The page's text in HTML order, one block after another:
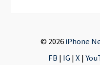
© 2026iPhone
FB | IG|X|